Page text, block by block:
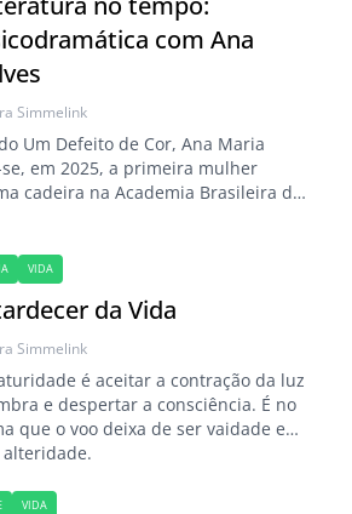
com Ana
Simmelink
Um Defeito de Cor, Ana Maria
em 2025, a primeira mulher
cadeira na Academia Brasileira de
VIDA
da Vida
Simmelink
é aceitar a contração da luz
e despertar a consciência. É no
que o voo deixa de ser vaidade e
VIDA